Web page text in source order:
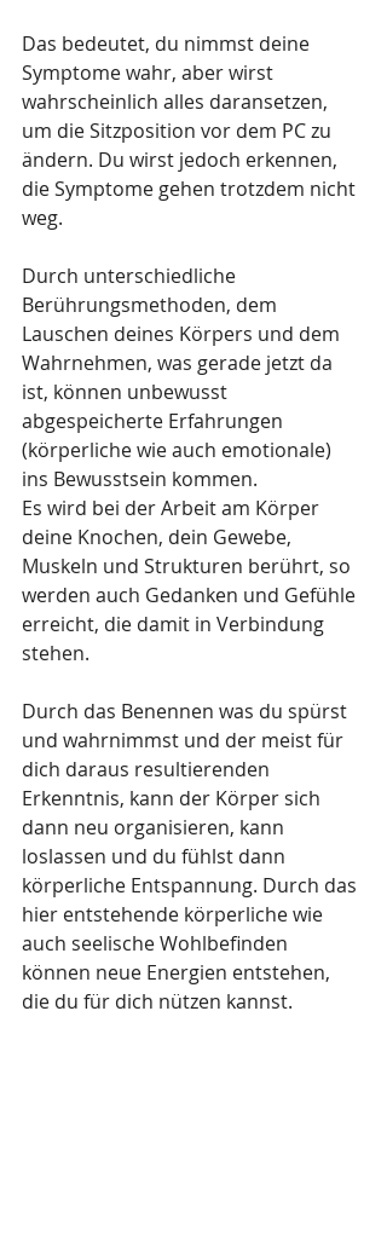
Das bedeutet, du nimmst deine
Symptome wahr, aber wirst
wahrscheinlich alles daransetzen,
um die Sitzposition vor dem PC zu
ändern. Du wirst jedoch erkennen,
die Symptome gehen trotzdem nicht
weg.
Durch unterschiedliche
Berührungsmethoden, dem
Lauschen deines Körpers und dem
Wahrnehmen, was gerade jetzt da
ist, können unbewusst
abgespeicherte Erfahrungen
(körperliche wie auch emotionale)
ins Bewusstsein kommen.
Es wird bei der Arbeit am Körper
deine Knochen, dein Gewebe,
Muskeln und Strukturen berührt, so
werden auch Gedanken und Gefühle
erreicht, die damit in Verbindung
stehen.
Durch das Benennen was du spürst
und wahrnimmst und der meist für
dich daraus resultierenden
Erkenntnis, kann der Körper sich
dann neu organisieren, kann
loslassen und du fühlst dann
körperliche Entspannung. Durch das
hier entstehende körperliche wie
auch seelische Wohlbefinden
können neue Energien entstehen,
die du für dich nützen kannst.